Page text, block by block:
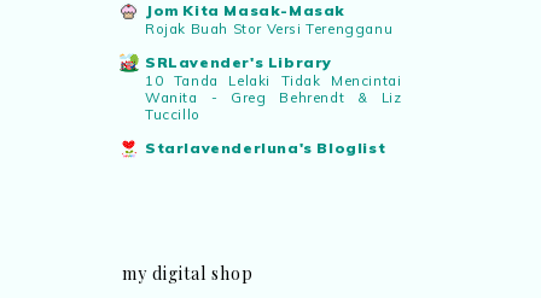
Jom Kita Masak-Masak
Rojak Buah Stor Versi Terengganu
SRLavender's Library
10 Tanda Lelaki Tidak Mencintai
Wanita - Greg Behrendt & Liz
Tuccillo
Starlavenderluna's Bloglist
my digital shop